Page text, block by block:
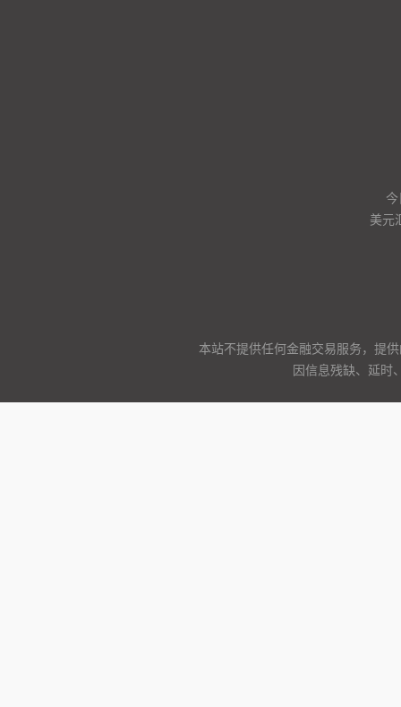
美元
本站不提供任何金融交易服务，提
因信息残缺、延时